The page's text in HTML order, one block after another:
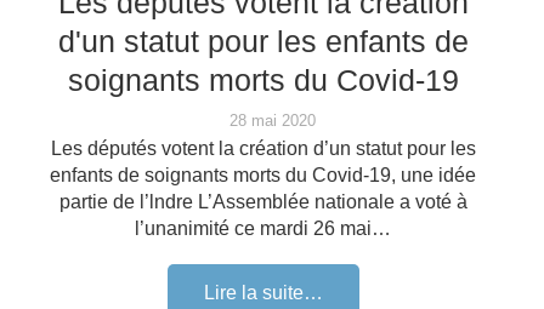
d'un statut pour les enfants de
soignants morts du Covid-19
28 mai 2020
Les députés votent la création d’un statut pour les
enfants de soignants morts du Covid-19, une idée
partie de l’lndre L’Assemblée nationale a voté à
l’unanimité ce mardi 26 mai…
Lire la suite…